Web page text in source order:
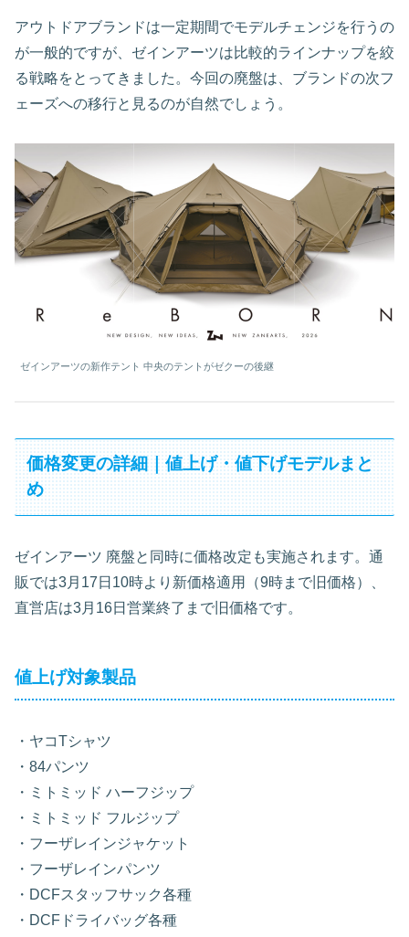
アウトドアブランドは一定期間でモデルチェンジを行うの
が一般的ですが、ゼインアーツは比較的ラインナップを絞
る戦略をとってきました。今回の廃盤は、ブランドの次フ
ェーズへの移行と見るのが自然でしょう。
ゼインアーツの新作テント 中央のテントがゼクーの後継
価格変更の詳細｜値上げ・値下げモデルまと
め
ゼインアーツ 廃盤と同時に価格改定も実施されます。通
販では3月17日10時より新価格適用（9時まで旧価格）、
直営店は3月16日営業終了まで旧価格です。
値上げ対象製品
・ヤコTシャツ
・84パンツ
・ミトミッド ハーフジップ
・ミトミッド フルジップ
・フーザレインジャケット
・フーザレインパンツ
・DCFスタッフサック各種
・DCFドライバッグ各種